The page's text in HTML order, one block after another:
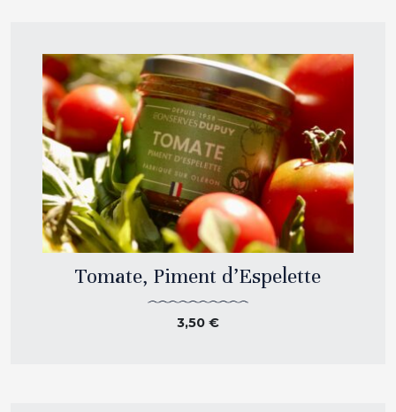
Tomate, Piment d’Espelette
3,50 €